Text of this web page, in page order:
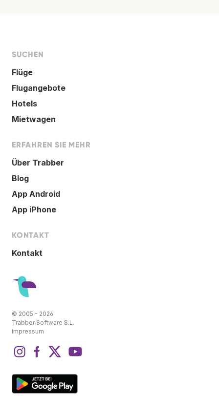
SUCHEN
Flüge
Flugangebote
Hotels
Mietwagen
ERFAHREN SIE MEHR
Über Trabber
Blog
App Android
App iPhone
KONTAKT
Kontakt
© 2005 - 2026
Trabber Software S.L.
Impressum